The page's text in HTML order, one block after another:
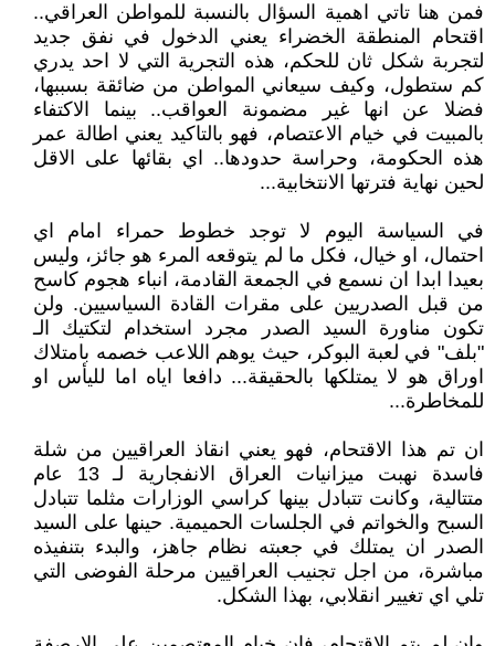
فمن هنا تاتي اهمية السؤال بالنسبة للمواطن العراقي..
اقتحام المنطقة الخضراء يعني الدخول في نفق جديد
لتجربة شكل ثان للحكم، هذه التجرية التي لا احد يدري
كم ستطول، وكيف سيعاني المواطن من ضائقة بسببها،
فضلا عن انها غير مضمونة العواقب.. بينما الاكتفاء
بالمبيت في خيام الاعتصام، فهو بالتاكيد يعني اطالة عمر
هذه الحكومة، وحراسة حدودها.. اي بقائها على الاقل
لحين نهاية فترتها الانتخابية...
في السياسة اليوم لا توجد خطوط حمراء امام اي
احتمال، او خيال، فكل ما لم يتوقعه المرء هو جائز، وليس
بعيدا ابدا ان نسمع في الجمعة القادمة، انباء هجوم كاسح
من قبل الصدريين على مقرات القادة السياسيين. ولن
تكون مناورة السيد الصدر مجرد استخدام لتكتيك الـ
"بلف" في لعبة البوكر، حيث يوهم اللاعب خصمه بامتلاك
اوراق هو لا يمتلكها بالحقيقة... دافعا اياه اما لليأس او
للمخاطرة...
ان تم هذا الاقتحام، فهو يعني انقاذ العراقيين من شلة
فاسدة نهبت ميزانيات العراق الانفجارية لـ 13 عام
متتالية، وكانت تتبادل بينها كراسي الوزارات مثلما تتبادل
السبح والخواتم في الجلسات الحميمية. حينها على السيد
الصدر ان يمتلك في جعبته نظام جاهز، والبدء بتنفيذه
مباشرة، من اجل تجنيب العراقيين مرحلة الفوضى التي
تلي اي تغيير انقلابي، بهذا الشكل.